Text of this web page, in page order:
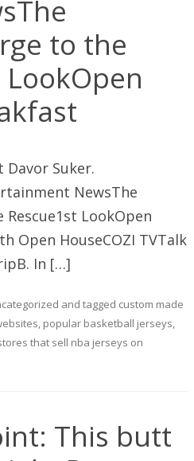
to the
LookOpen
Suker.
NewsThe
Rescue1st LookOpen
Open HouseCOZI TVTalk
In […]
and tagged custom made
, popular basketball jerseys,
that sell nba jerseys on
This butt